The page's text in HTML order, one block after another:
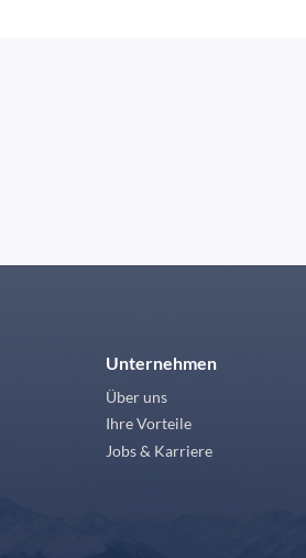
Unternehmen
Über uns
Ihre Vorteile
Jobs & Karriere